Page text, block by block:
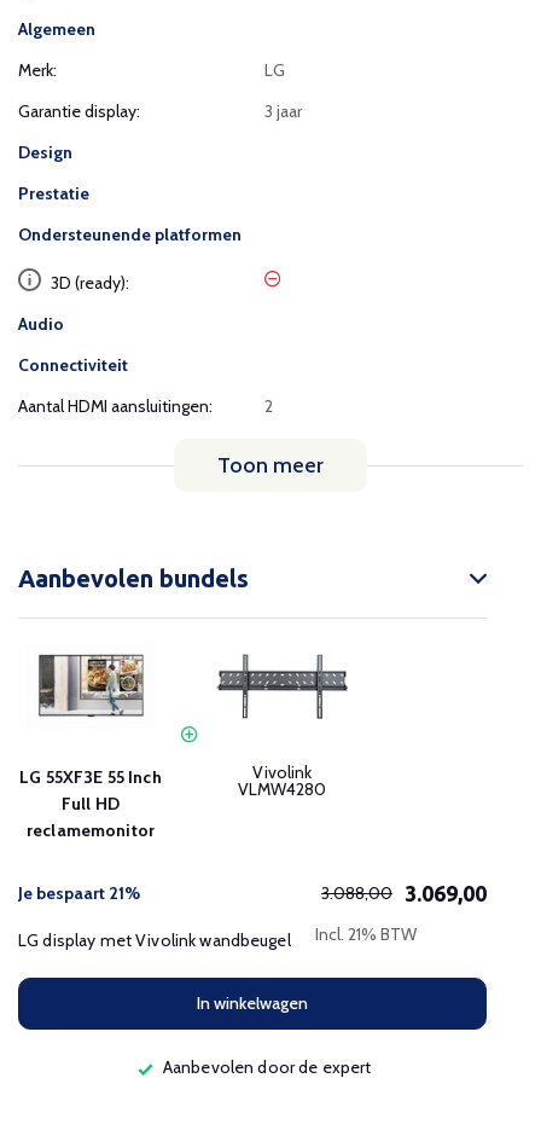
Algemeen
Merk:
LG
Garantie display:
3 jaar
Design
Prestatie
Ondersteunende platformen
3D (ready):
Audio
Connectiviteit
Aantal HDMI aansluitingen:
2
Toon meer
Aanbevolen bundels
LG 55XF3E 55 Inch
Full HD
reclamemonitor
Vivolink
VLMW4280
Je bespaart 21% 3.088,00 3.069,00
LG display met Vivolink wandbeugel Incl. 21% BTW
In winkelwagen
Aanbevolen door de expert